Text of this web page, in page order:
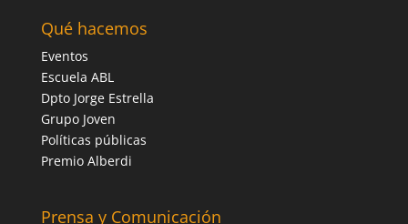
Qué hacemos
Eventos
Escuela ABL
Dpto Jorge Estrella
Grupo Joven
Políticas públicas
Premio Alberdi
Prensa y Comunicación